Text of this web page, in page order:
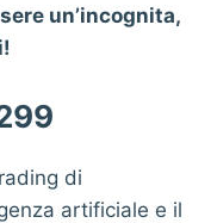
un’incognita,
di
artificiale e il